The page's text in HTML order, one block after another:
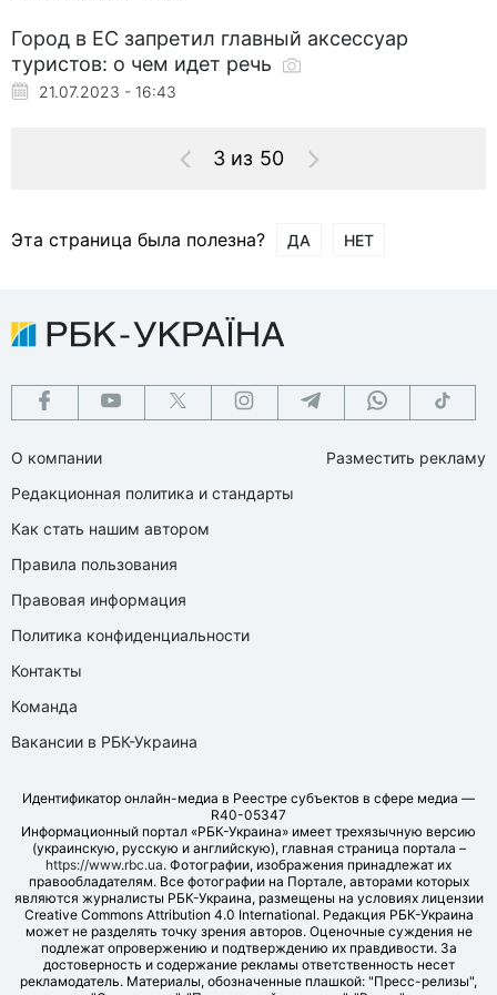
Город в ЕС запретил главный аксессуар
туристов: о чем идет речь
21.07.2023 - 16:43
3 из 50
Эта страница была полезна? ДА НЕТ
О компании
Редакционная политика и стандарты
Как стать нашим автором
Правила пользования
Правовая информация
Политика конфиденциальности
Контакты
Команда
Вакансии в РБК-Украина
Разместить рекламу
Идентификатор онлайн-медиа в Реестре субъектов в сфере медиа —
R40-05347
Информационный портал «РБК-Украина» имеет трехязычную версию
(украинскую, русскую и английскую), главная страница портала –
https://www.rbc.ua. Фотографии, изображения принадлежат их
правообладателям. Все фотографии на Портале, авторами которых
являются журналисты РБК-Украина, размещены на условиях лицензии
Creative Commons Attribution 4.0 International. Редакция РБК-Украина
может не разделять точку зрения авторов. Оценочные суждения не
подлежат опровержению и подтверждению их правдивости. За
достоверность и содержание рекламы ответственность несет
рекламодатель. Материалы, обозначенные плашкой: "Пресс-релизы",